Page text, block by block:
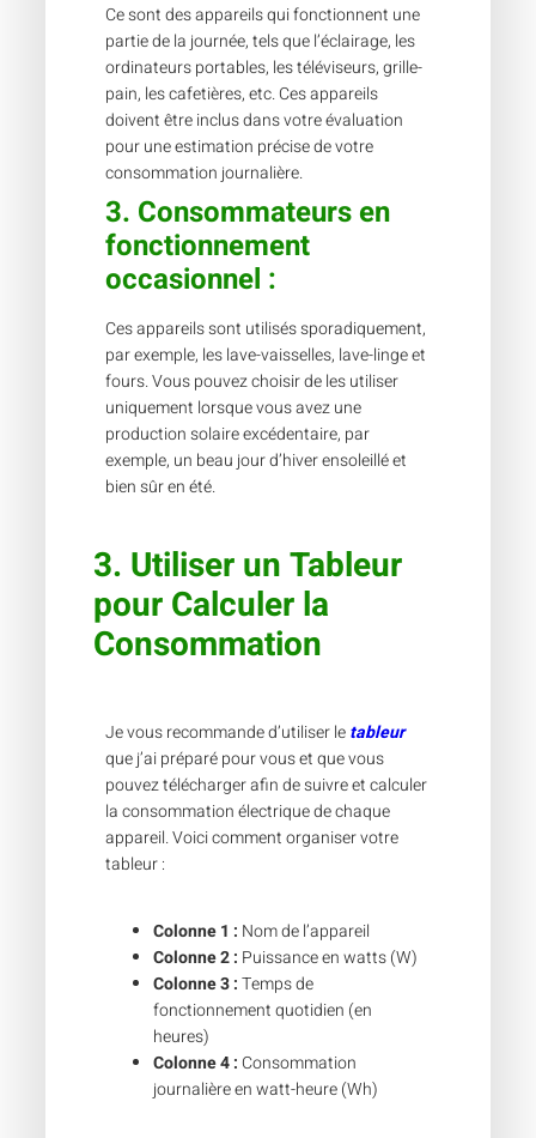
Ce sont des appareils qui fonctionnent une
partie de la journée, tels que l’éclairage, les
ordinateurs portables, les téléviseurs, grille-
pain, les cafetières, etc. Ces appareils
doivent être inclus dans votre évaluation
pour une estimation précise de votre
consommation journalière.
3. Consommateurs en
fonctionnement
occasionnel :
Ces appareils sont utilisés sporadiquement,
par exemple, les lave-vaisselles, lave-linge et
fours. Vous pouvez choisir de les utiliser
uniquement lorsque vous avez une
production solaire excédentaire, par
exemple, un beau jour d’hiver ensoleillé et
bien sûr en été.
3. Utiliser un Tableur
pour Calculer la
Consommation
Je vous recommande d’utiliser letableur
que j’ai préparé pour vous et que vous
pouvez télécharger afin de suivre et calculer
la consommation électrique de chaque
appareil. Voici comment organiser votre
tableur :
Colonne 1 : Nom de l’appareil
Colonne 2 : Puissance en watts (W)
Colonne 3 :Temps de
fonctionnement quotidien (en
heures)
Colonne 4 :Consommation
journalière en watt-heure (Wh)